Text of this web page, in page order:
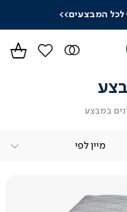
9533119
במבצע